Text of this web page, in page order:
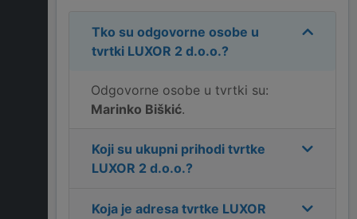
Tko su odgovorne osobe u
tvrtki LUXOR 2 d.o.o.?
Odgovorne osobe u tvrtki su:
Marinko Biškić.
Koji su ukupni prihodi tvrtke
LUXOR 2 d.o.o.?
Koja je adresa tvrtke LUXOR